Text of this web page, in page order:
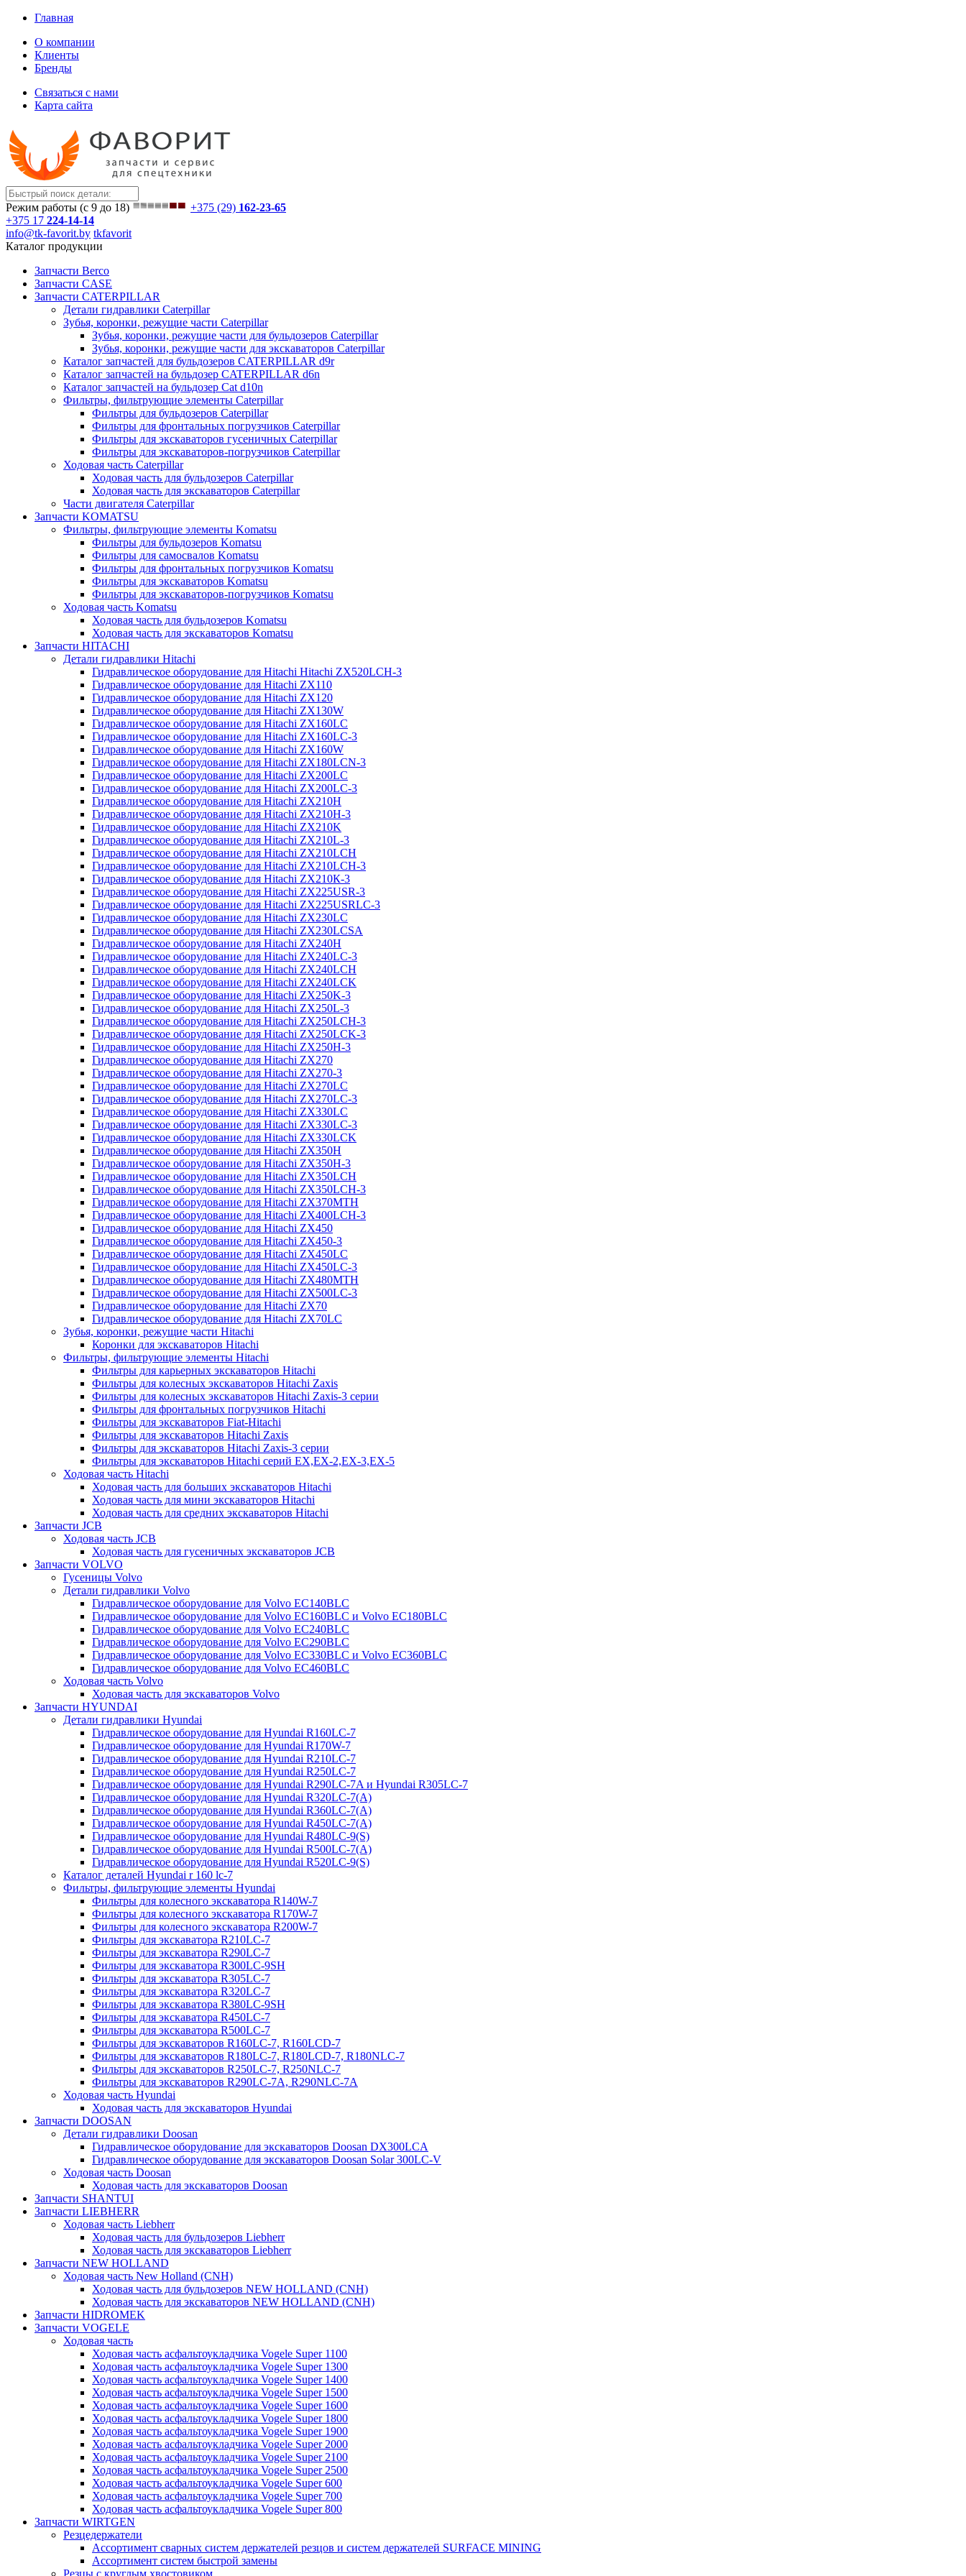
Главная
О компании
Клиенты
Бренды
Связаться с нами
Карта сайта
Режим работы (с 9 до 18) +375 (29) 162-23-65
+375 17 224-14-14
info@tk-favorit.by tkfavorit
Каталог продукции
Запчасти Berco
Запчасти CASE
Запчасти CATERPILLAR
Детали гидравлики Caterpillar
Зубья, коронки, режущие части Caterpillar
Зубья, коронки, режущие части для бульдозеров Caterpillar
Зубья, коронки, режущие части для экскаваторов Caterpillar
Каталог запчастей для бульдозеров CATERPILLAR d9r
Каталог запчастей на бульдозер CATERPILLAR d6n
Каталог запчастей на бульдозер Сat d10n
Фильтры, фильтрующие элементы Caterpillar
Фильтры для бульдозеров Caterpillar
Фильтры для фронтальных погрузчиков Caterpillar
Фильтры для экскаваторов гусеничных Caterpillar
Фильтры для экскаваторов-погрузчиков Caterpillar
Ходовая часть Caterpillar
Ходовая часть для бульдозеров Caterpillar
Ходовая часть для экскаваторов Caterpillar
Части двигателя Caterpillar
Запчасти KOMATSU
Фильтры, фильтрующие элементы Komatsu
Фильтры для бульдозеров Komatsu
Фильтры для самосвалов Komatsu
Фильтры для фронтальных погрузчиков Komatsu
Фильтры для экскаваторов Komatsu
Фильтры для экскаваторов-погрузчиков Komatsu
Ходовая часть Komatsu
Ходовая часть для бульдозеров Komatsu
Ходовая часть для экскаваторов Komatsu
Запчасти HITACHI
Детали гидравлики Hitachi
Гидравлическое оборудование для Hitachi Hitachi ZX520LCH-3
Гидравлическое оборудование для Hitachi ZX110
Гидравлическое оборудование для Hitachi ZX120
Гидравлическое оборудование для Hitachi ZX130W
Гидравлическое оборудование для Hitachi ZX160LC
Гидравлическое оборудование для Hitachi ZX160LC-3
Гидравлическое оборудование для Hitachi ZX160W
Гидравлическое оборудование для Hitachi ZX180LCN-3
Гидравлическое оборудование для Hitachi ZX200LC
Гидравлическое оборудование для Hitachi ZX200LC-3
Гидравлическое оборудование для Hitachi ZX210H
Гидравлическое оборудование для Hitachi ZX210H-3
Гидравлическое оборудование для Hitachi ZX210K
Гидравлическое оборудование для Hitachi ZX210L-3
Гидравлическое оборудование для Hitachi ZX210LCH
Гидравлическое оборудование для Hitachi ZX210LCH-3
Гидравлическое оборудование для Hitachi ZX210К-3
Гидравлическое оборудование для Hitachi ZX225USR-3
Гидравлическое оборудование для Hitachi ZX225USRLC-3
Гидравлическое оборудование для Hitachi ZX230LC
Гидравлическое оборудование для Hitachi ZX230LCSA
Гидравлическое оборудование для Hitachi ZX240H
Гидравлическое оборудование для Hitachi ZX240LC-3
Гидравлическое оборудование для Hitachi ZX240LCH
Гидравлическое оборудование для Hitachi ZX240LCK
Гидравлическое оборудование для Hitachi ZX250K-3
Гидравлическое оборудование для Hitachi ZX250L-3
Гидравлическое оборудование для Hitachi ZX250LCH-3
Гидравлическое оборудование для Hitachi ZX250LCK-3
Гидравлическое оборудование для Hitachi ZX250Н-3
Гидравлическое оборудование для Hitachi ZX270
Гидравлическое оборудование для Hitachi ZX270-3
Гидравлическое оборудование для Hitachi ZX270LC
Гидравлическое оборудование для Hitachi ZX270LC-3
Гидравлическое оборудование для Hitachi ZX330LC
Гидравлическое оборудование для Hitachi ZX330LC-3
Гидравлическое оборудование для Hitachi ZX330LCK
Гидравлическое оборудование для Hitachi ZX350H
Гидравлическое оборудование для Hitachi ZX350H-3
Гидравлическое оборудование для Hitachi ZX350LCH
Гидравлическое оборудование для Hitachi ZX350LCH-3
Гидравлическое оборудование для Hitachi ZX370MTH
Гидравлическое оборудование для Hitachi ZX400LCH-3
Гидравлическое оборудование для Hitachi ZX450
Гидравлическое оборудование для Hitachi ZX450-3
Гидравлическое оборудование для Hitachi ZX450LC
Гидравлическое оборудование для Hitachi ZX450LC-3
Гидравлическое оборудование для Hitachi ZX480MTH
Гидравлическое оборудование для Hitachi ZX500LC-3
Гидравлическое оборудование для Hitachi ZX70
Гидравлическое оборудование для Hitachi ZX70LC
Зубья, коронки, режущие части Hitachi
Коронки для экскаваторов Hitachi
Фильтры, фильтрующие элементы Hitachi
Фильтры для карьерных экскаваторов Hitachi
Фильтры для колесных экскаваторов Hitachi Zaxis
Фильтры для колесных экскаваторов Hitachi Zaxis-3 серии
Фильтры для фронтальных погрузчиков Hitachi
Фильтры для экскаваторов Fiat-Hitachi
Фильтры для экскаваторов Hitachi Zaxis
Фильтры для экскаваторов Hitachi Zaxis-3 серии
Фильтры для экскаваторов Hitachi серий EX,EX-2,EX-3,EX-5
Ходовая часть Hitachi
Ходовая часть для больших экскаваторов Hitachi
Ходовая часть для мини экскаваторов Hitachi
Ходовая часть для средних экскаваторов Hitachi
Запчасти JCB
Ходовая часть JCB
Ходовая часть для гусеничных экскаваторов JCB
Запчасти VOLVO
Гусеницы Volvo
Детали гидравлики Volvo
Гидравлическое оборудование для Volvo EC140BLC
Гидравлическое оборудование для Volvo EC160BLC и Volvo EC180BLC
Гидравлическое оборудование для Volvo EC240BLC
Гидравлическое оборудование для Volvo EC290BLC
Гидравлическое оборудование для Volvo EC330BLC и Volvo EC360BLC
Гидравлическое оборудование для Volvo EC460BLC
Ходовая часть Volvo
Ходовая часть для экскаваторов Volvo
Запчасти HYUNDAI
Детали гидравлики Hyundai
Гидравлическое оборудование для Hyundai R160LC-7
Гидравлическое оборудование для Hyundai R170W-7
Гидравлическое оборудование для Hyundai R210LC-7
Гидравлическое оборудование для Hyundai R250LC-7
Гидравлическое оборудование для Hyundai R290LC-7A и Hyundai R305LC-7
Гидравлическое оборудование для Hyundai R320LC-7(A)
Гидравлическое оборудование для Hyundai R360LC-7(A)
Гидравлическое оборудование для Hyundai R450LC-7(A)
Гидравлическое оборудование для Hyundai R480LC-9(S)
Гидравлическое оборудование для Hyundai R500LC-7(A)
Гидравлическое оборудование для Hyundai R520LC-9(S)
Каталог деталей Hyundai r 160 lc-7
Фильтры, фильтрующие элементы Hyundai
Фильтры для колесного экскаватора R140W-7
Фильтры для колесного экскаватора R170W-7
Фильтры для колесного экскаватора R200W-7
Фильтры для экскаватора R210LC-7
Фильтры для экскаватора R290LC-7
Фильтры для экскаватора R300LC-9SH
Фильтры для экскаватора R305LC-7
Фильтры для экскаватора R320LC-7
Фильтры для экскаватора R380LC-9SH
Фильтры для экскаватора R450LC-7
Фильтры для экскаватора R500LC-7
Фильтры для экскаваторов R160LC-7, R160LCD-7
Фильтры для экскаваторов R180LC-7, R180LCD-7, R180NLC-7
Фильтры для экскаваторов R250LC-7, R250NLC-7
Фильтры для экскаваторов R290LC-7A, R290NLC-7A
Ходовая часть Hyundai
Ходовая часть для экскаваторов Hyundai
Запчасти DOOSAN
Детали гидравлики Doosan
Гидравлическое оборудование для экскаваторов Doosan DX300LCA
Гидравлическое оборудование для экскаваторов Doosan Solar 300LC-V
Ходовая часть Doosan
Ходовая часть для экскаваторов Doosan
Запчасти SHANTUI
Запчасти LIEBHERR
Ходовая часть Liebherr
Ходовая часть для бульдозеров Liebherr
Ходовая часть для экскаваторов Liebherr
Запчасти NEW HOLLAND
Ходовая часть New Holland (CNH)
Ходовая часть для бульдозеров NEW HOLLAND (CNH)
Ходовая часть для экскаваторов NEW HOLLAND (CNH)
Запчасти HIDROMEK
Запчасти VOGELE
Ходовая часть
Ходовая часть асфальтоукладчика Vogele Super 1100
Ходовая часть асфальтоукладчика Vogele Super 1300
Ходовая часть асфальтоукладчика Vogele Super 1400
Ходовая часть асфальтоукладчика Vogele Super 1500
Ходовая часть асфальтоукладчика Vogele Super 1600
Ходовая часть асфальтоукладчика Vogele Super 1800
Ходовая часть асфальтоукладчика Vogele Super 1900
Ходовая часть асфальтоукладчика Vogele Super 2000
Ходовая часть асфальтоукладчика Vogele Super 2100
Ходовая часть асфальтоукладчика Vogele Super 2500
Ходовая часть асфальтоукладчика Vogele Super 600
Ходовая часть асфальтоукладчика Vogele Super 700
Ходовая часть асфальтоукладчика Vogele Super 800
Запчасти WIRTGEN
Резцедержатели
Ассортимент сварных систем держателей резцов и систем держателей SURFACE MINING
Ассортимент систем быстрой замены
Резцы с круглым хвостовиком